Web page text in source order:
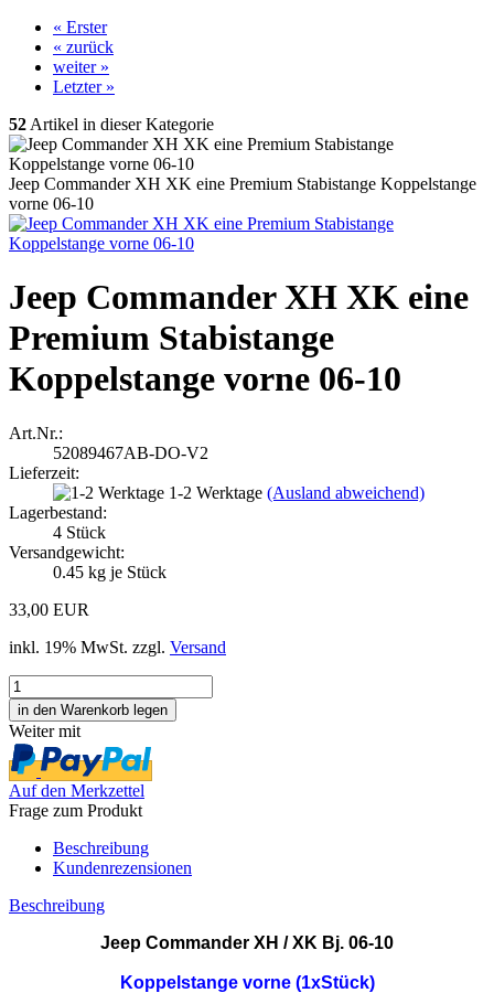
« Erster
« zurück
weiter »
Letzter »
52 Artikel in dieser Kategorie
Jeep Commander XH XK eine Premium Stabistange Koppelstange
vorne 06-10
Jeep Commander XH XK eine
Premium Stabistange
Koppelstange vorne 06-10
Art.Nr.:
52089467AB-DO-V2
Lieferzeit:
1-2 Werktage (Ausland abweichend)
Lagerbestand:
4 Stück
Versandgewicht:
0.45 kg je Stück
33,00 EUR
inkl. 19% MwSt. zzgl. Versand
Weiter mit
Auf den Merkzettel
Frage zum Produkt
Beschreibung
Kundenrezensionen
Beschreibung
Jeep Commander XH / XK Bj. 06-10
Koppelstange vorne (1xStück)